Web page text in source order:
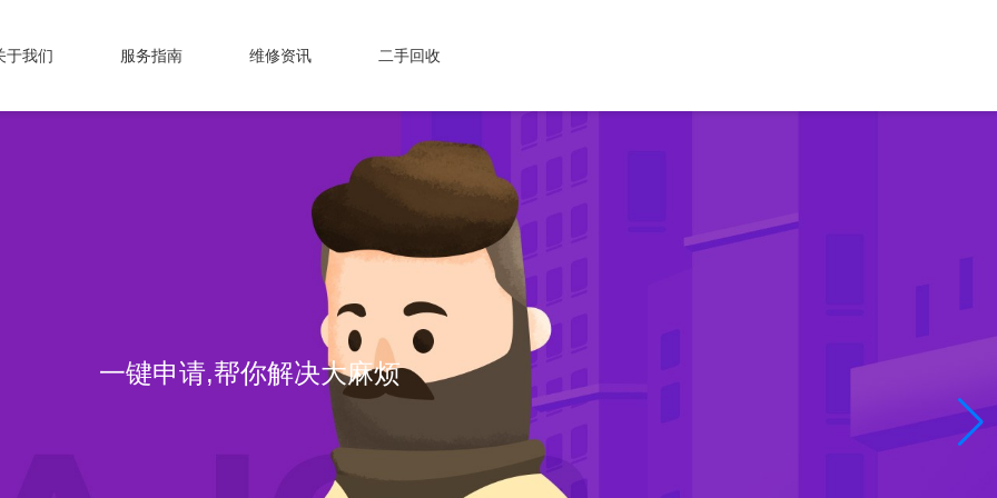
于我们 服务指南 维修资讯 二手回收
一键申请,帮你解决大麻烦